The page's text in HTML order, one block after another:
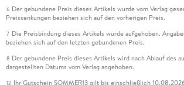
6 Der gebundene Preis dieses Artikels wurde vom Verlag
Preissenkungen beziehen sich auf den vorherigen Preis.
7 Die Preisbindung dieses Artikels wurde aufgehoben.
beziehen sich auf den letzten gebundenen Preis.
8 Der gebundene Preis dieses Artikels wird nach Ablauf des
dargestellten Datums vom Verlag angehoben.
12 Ihr Gutschein SOMMER13 gilt bis einschließlich